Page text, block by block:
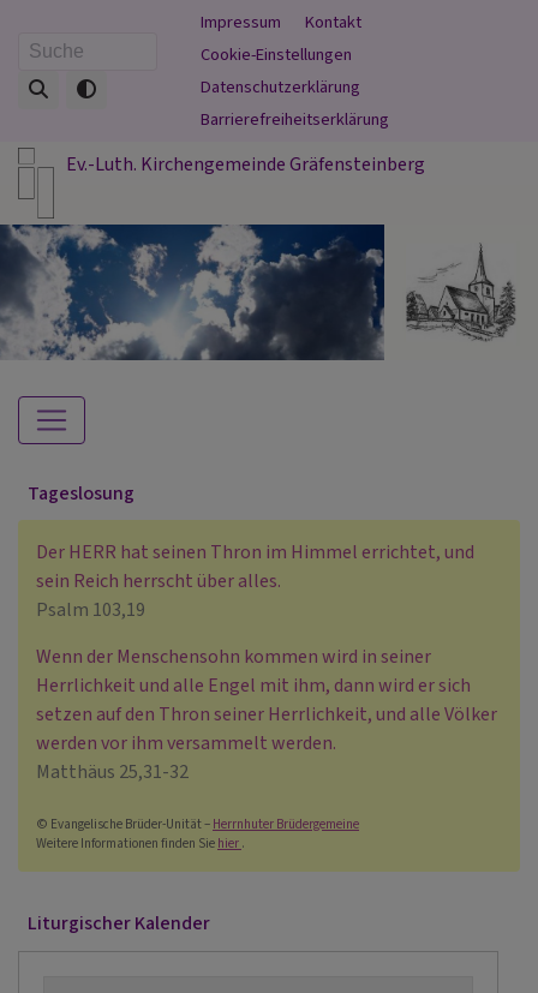
zum
Suche
Fußbereichsmenü
Impressum
Kontakt
Cookie-Einstellungen
Datenschutzerklärung
Barrierefreiheitserklärung
Ev.-Luth. Kirchengemeinde Gräfensteinberg
Hauptnavigation
Tageslosung
Der HERR hat seinen Thron im Himmel errichtet, und
sein Reich herrscht über alles.
Psalm 103,19
Wenn der Menschensohn kommen wird in seiner
Herrlichkeit und alle Engel mit ihm, dann wird er sich
setzen auf den Thron seiner Herrlichkeit, und alle Völker
werden vor ihm versammelt werden.
Matthäus 25,31-32
© Evangelische Brüder-Unität – Herrnhuter Brüdergemeine
Weitere Informationen finden Sie hier .
Liturgischer Kalender